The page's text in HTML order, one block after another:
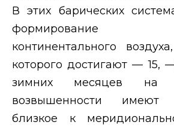
В этих барических
формирование
континентального
которого достигают — 15,
зимних месяцев на
возвышенности имеют
близкое к